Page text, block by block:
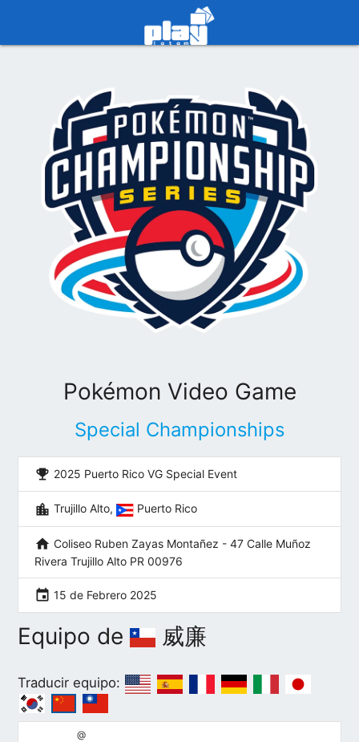
Pokémon Video Game
Special Championships
emoji_events 2025 Puerto Rico VG Special Event
location_city Trujillo Alto, Puerto Rico
home Coliseo Ruben Zayas Montañez - 47 Calle Muñoz
Rivera Trujillo Alto PR 00976
event 15 de Febrero 2025
Equipo de 威廉
Traducir equipo:
@